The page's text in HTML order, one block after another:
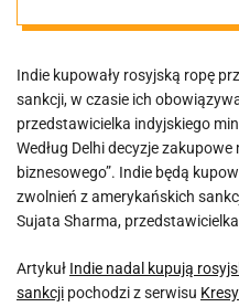
sankcji
Indie kupowały rosyjską ropę
sankcji, w czasie ich
przedstawicielka indyjskiego
Według Delhi decyzje
biznesowego”. Indie będą
zwolnień z amerykańskich
Sujata Sharma,
Artykuł Indie nadal kupują
sankcji pochodzi z serwisu